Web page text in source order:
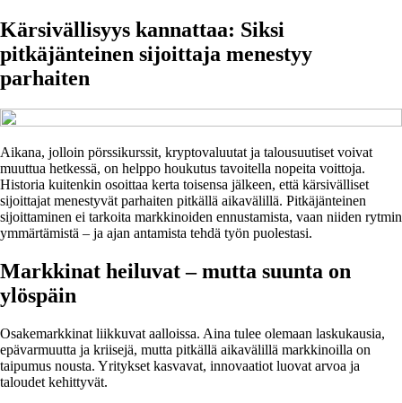
Kärsivällisyys kannattaa: Siksi
pitkäjänteinen sijoittaja menestyy
parhaiten
Aikana, jolloin pörssikurssit, kryptovaluutat ja talousuutiset voivat
muuttua hetkessä, on helppo houkutus tavoitella nopeita voittoja.
Historia kuitenkin osoittaa kerta toisensa jälkeen, että kärsivälliset
sijoittajat menestyvät parhaiten pitkällä aikavälillä. Pitkäjänteinen
sijoittaminen ei tarkoita markkinoiden ennustamista, vaan niiden rytmin
ymmärtämistä – ja ajan antamista tehdä työn puolestasi.
Markkinat heiluvat – mutta suunta on
ylöspäin
Osakemarkkinat liikkuvat aalloissa. Aina tulee olemaan laskukausia,
epävarmuutta ja kriisejä, mutta pitkällä aikavälillä markkinoilla on
taipumus nousta. Yritykset kasvavat, innovaatiot luovat arvoa ja
taloudet kehittyvät.